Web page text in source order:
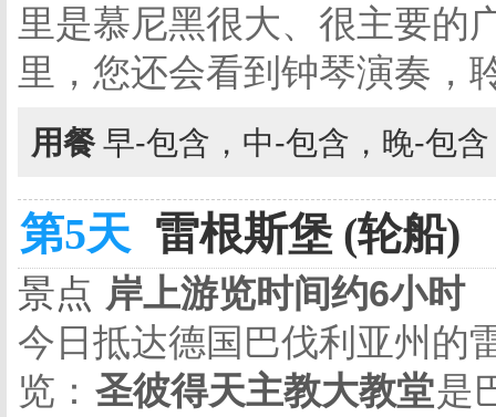
里是慕尼黑很大、很主要的
里，您还会看到钟琴演奏，
用餐 早-包含，中-包含，晚-包
第5天 雷根斯堡 (轮船)
景点 岸上游览时间约6小时
今日抵达德国巴伐利亚州的
览： 圣彼得天主教大教堂是